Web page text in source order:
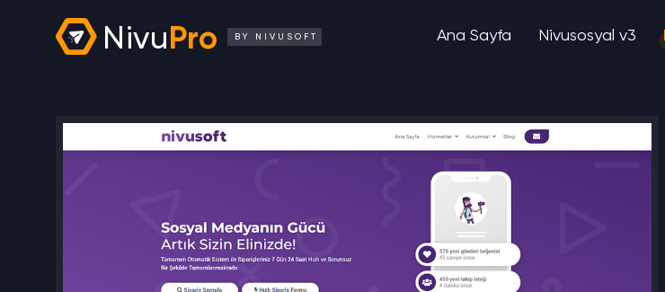
Nivu Pro BY NIVUSOFT Ana Sayfa Nivusosyal v3